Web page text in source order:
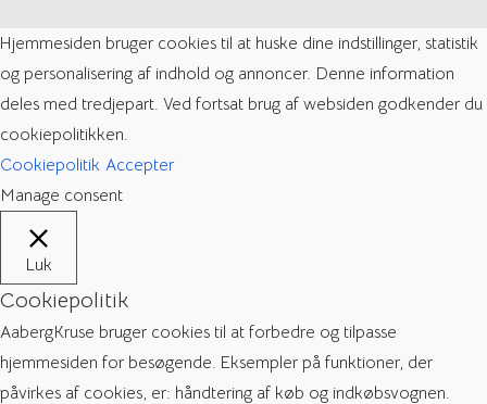
Hjemmesiden bruger cookies til at huske dine indstillinger, statistik
og personalisering af indhold og annoncer. Denne information
deles med tredjepart. Ved fortsat brug af websiden godkender du
cookiepolitikken.
Cookiepolitik Accepter
Manage consent
Luk
Cookiepolitik
AabergKruse bruger cookies til at forbedre og tilpasse
hjemmesiden for besøgende. Eksempler på funktioner, der
påvirkes af cookies, er: håndtering af køb og indkøbsvognen.